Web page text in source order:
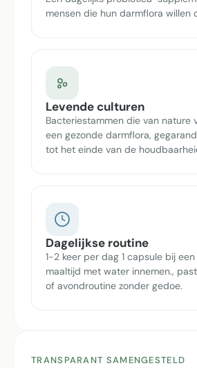
mensen die hun darmflora willen
Levende culturen
Bacteriestammen die van nature
een gezonde darmflora,
tot het einde van de
Dagelijkse routine
1-2 keer per dag 1 capsule bij
maaltijd met water innemen.,
of avondroutine zonder gedoe.
TRANSPARANT SAMENGESTELD